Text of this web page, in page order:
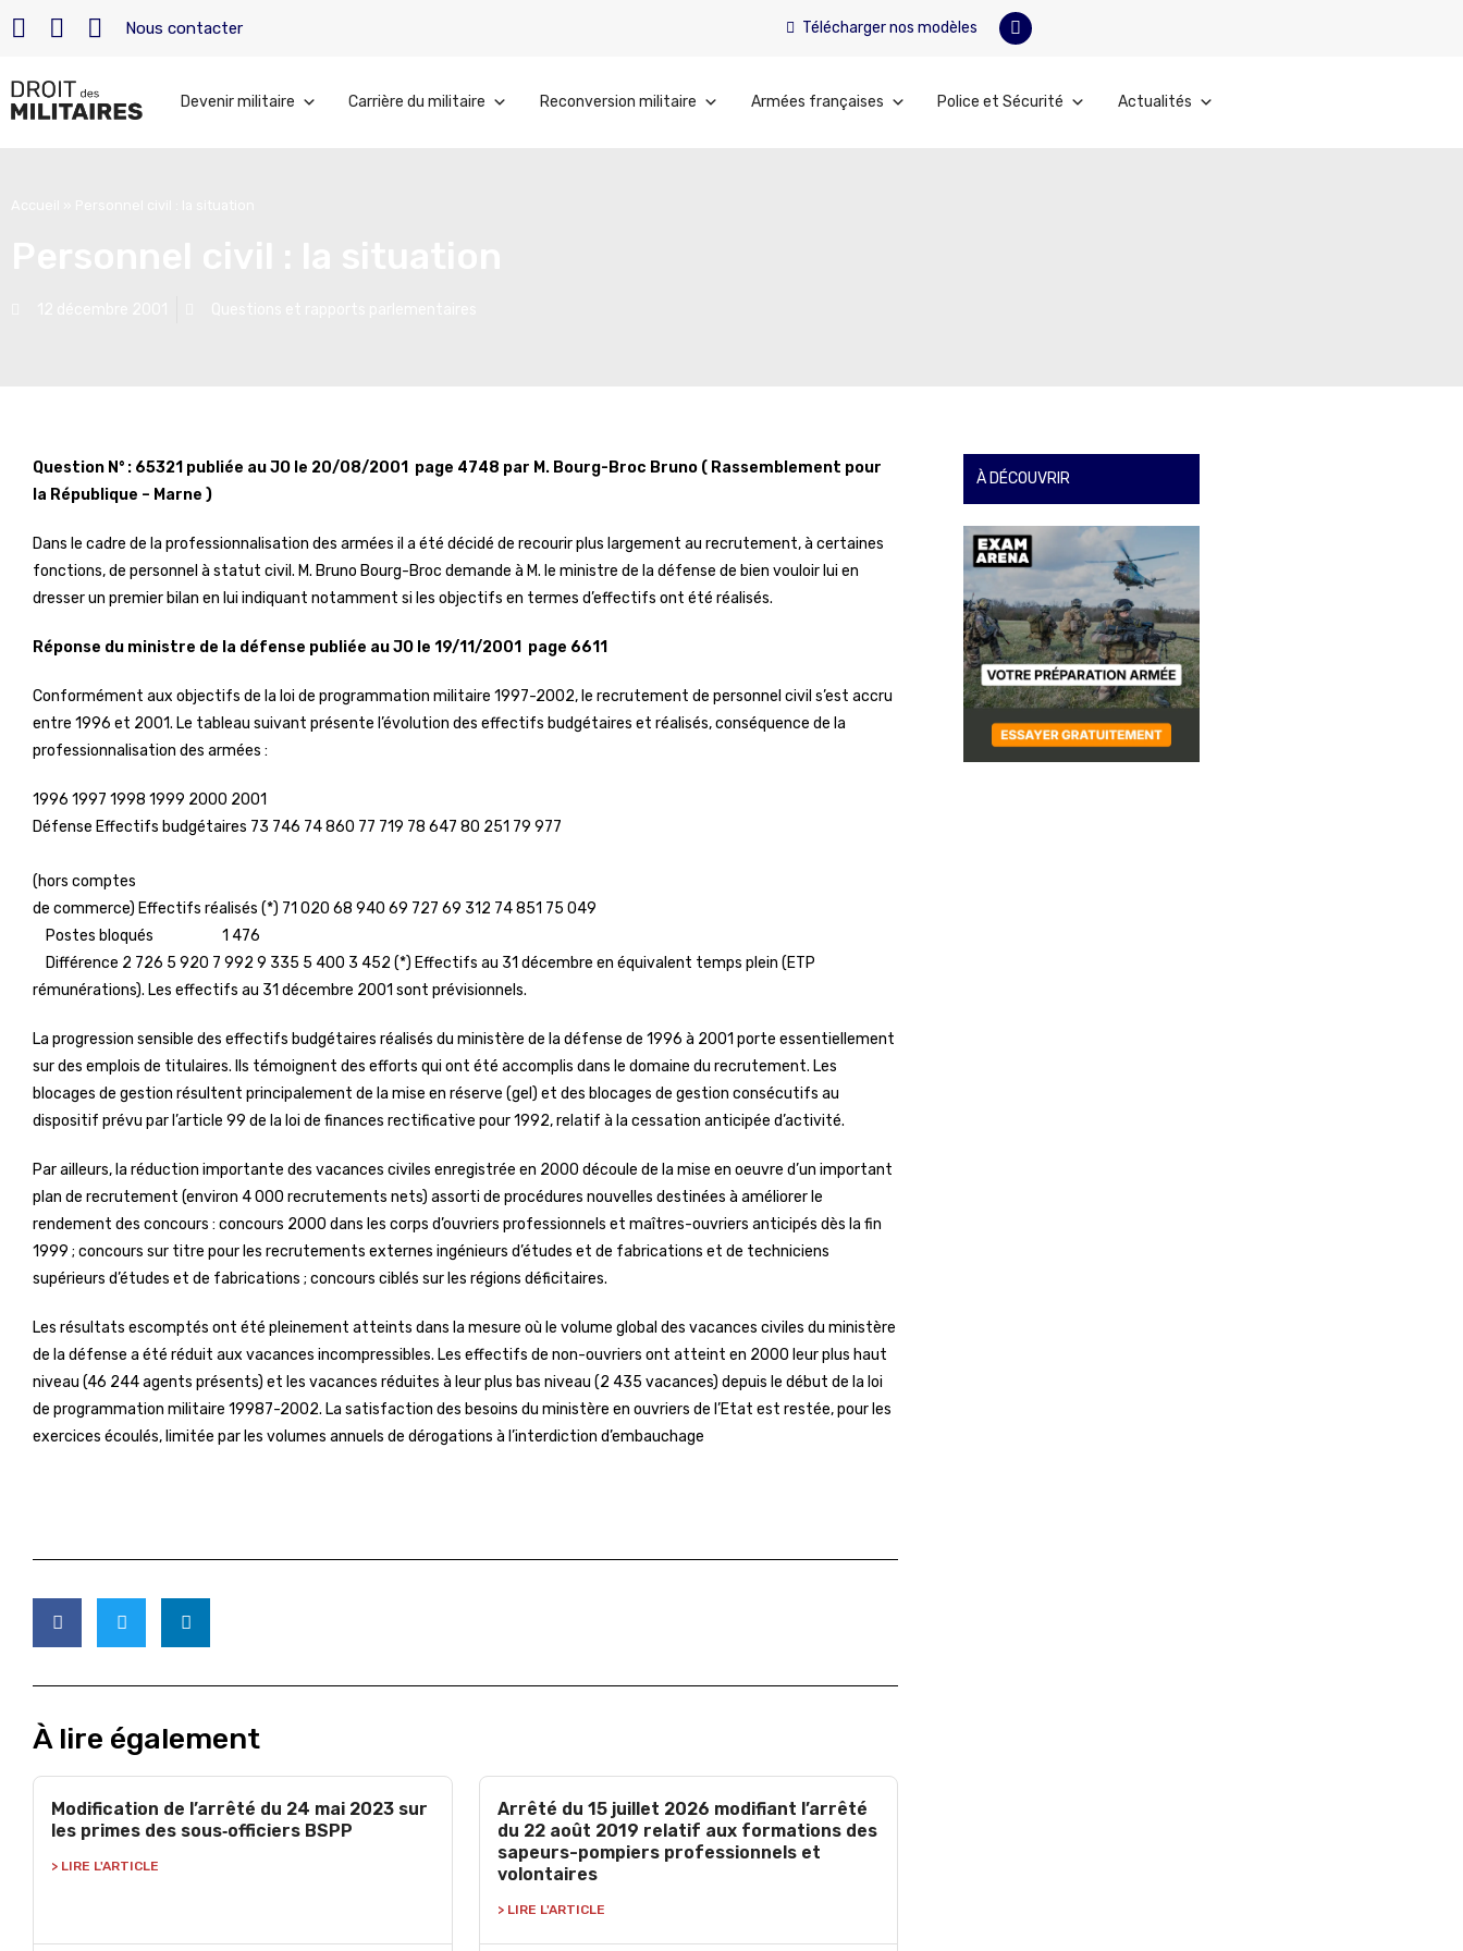
Nous contacter Télécharger nos modèles
Devenir militaire Carrière du militaire Reconversion militaire Armées françaises Police et Sécurité Actualités
Question N° : 65321 publiée au JO le 20/08/2001 page 4748 par M. Bourg-Broc Bruno ( Rassemblement pour
la République – Marne )
Dans le cadre de la professionnalisation des armées il a été décidé de recourir plus largement au recrutement, à certaines
fonctions, de personnel à statut civil. M. Bruno Bourg-Broc demande à M. le ministre de la défense de bien vouloir lui en
dresser un premier bilan en lui indiquant notamment si les objectifs en termes d’effectifs ont été réalisés.
Réponse du ministre de la défense publiée au JO le 19/11/2001 page 6611
Conformément aux objectifs de la loi de programmation militaire 1997-2002, le recrutement de personnel civil s’est accru
entre 1996 et 2001. Le tableau suivant présente l’évolution des effectifs budgétaires et réalisés, conséquence de la
professionnalisation des armées :
1996 1997 1998 1999 2000 2001
Défense Effectifs budgétaires 73 746 74 860 77 719 78 647 80 251 79 977
(hors comptes
de commerce) Effectifs réalisés (*) 71 020 68 940 69 727 69 312 74 851 75 049
Postes bloqués 1 476
Différence 2 726 5 920 7 992 9 335 5 400 3 452 (*) Effectifs au 31 décembre en équivalent temps plein (ETP
rémunérations). Les effectifs au 31 décembre 2001 sont prévisionnels.
La progression sensible des effectifs budgétaires réalisés du ministère de la défense de 1996 à 2001 porte essentiellement
sur des emplois de titulaires. Ils témoignent des efforts qui ont été accomplis dans le domaine du recrutement. Les
blocages de gestion résultent principalement de la mise en réserve (gel) et des blocages de gestion consécutifs au
dispositif prévu par l’article 99 de la loi de finances rectificative pour 1992, relatif à la cessation anticipée d’activité.
Par ailleurs, la réduction importante des vacances civiles enregistrée en 2000 découle de la mise en oeuvre d’un important
plan de recrutement (environ 4 000 recrutements nets) assorti de procédures nouvelles destinées à améliorer le
rendement des concours : concours 2000 dans les corps d’ouvriers professionnels et maîtres-ouvriers anticipés dès la fin
1999 ; concours sur titre pour les recrutements externes ingénieurs d’études et de fabrications et de techniciens
supérieurs d’études et de fabrications ; concours ciblés sur les régions déficitaires.
Les résultats escomptés ont été pleinement atteints dans la mesure où le volume global des vacances civiles du ministère
de la défense a été réduit aux vacances incompressibles. Les effectifs de non-ouvriers ont atteint en 2000 leur plus haut
niveau (46 244 agents présents) et les vacances réduites à leur plus bas niveau (2 435 vacances) depuis le début de la loi
de programmation militaire 19987-2002. La satisfaction des besoins du ministère en ouvriers de l’Etat est restée, pour les
exercices écoulés, limitée par les volumes annuels de dérogations à l’interdiction d’embauchage
À lire également
Modification de l’arrêté du 24 mai 2023 sur
les primes des sous‑officiers BSPP
> LIRE L'ARTICLE
Arrêté du 15 juillet 2026 modifiant l’arrêté
du 22 août 2019 relatif aux formations des
sapeurs-pompiers professionnels et
volontaires
> LIRE L'ARTICLE
À DÉCOUVRIR